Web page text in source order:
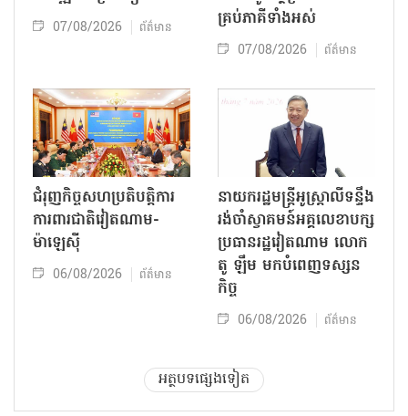
07/08/2026 ព័ត៌មាន
គ្រប់ភាគីទាំងអស់
07/08/2026 ព័ត៌មាន
ជំរុញកិច្ចសហប្រតិបត្តិការ
ការពារជាតិវៀតណាម-
ម៉ាឡេស៊ី
06/08/2026 ព័ត៌មាន
នាយករដ្ឋមន្ត្រីអូស្ត្រាលីទន្ទឹង
រង់ចាំស្វាគមន៍អគ្គលេខាបក្ស
ប្រធានរដ្ឋវៀតណាម លោក
តូ ឡឹម មកបំពេញទស្សន
កិច្ច
06/08/2026 ព័ត៌មាន
អត្ថបទផ្សេងទៀត